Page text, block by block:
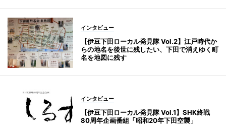
インタビュー
【伊豆下田ローカル発見隊 Vol.2】江戸時代か
らの地名を後世に残したい、下田で消えゆく町
名を地図に残す
インタビュー
【伊豆下田ローカル発見隊 Vol.1】SHK終戦
80周年企画番組「昭和20年下田空襲」